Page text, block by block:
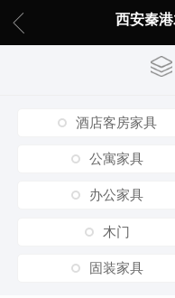
西安秦
酒店客房家具
公寓家具
办公家具
木门
固装家具